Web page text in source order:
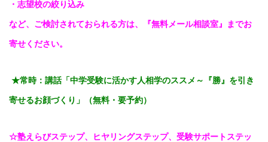
・志望校の絞り込み
など、ご検討されておられる方は、『無料メール相談室』までお
寄せください。
★常時：講話「中学受験に活かす人相学のススメ～『勝』を引き
寄せるお顔づくり」（無料・要予約）
☆塾えらびステップ、ヒヤリングステップ、受験サポートステッ